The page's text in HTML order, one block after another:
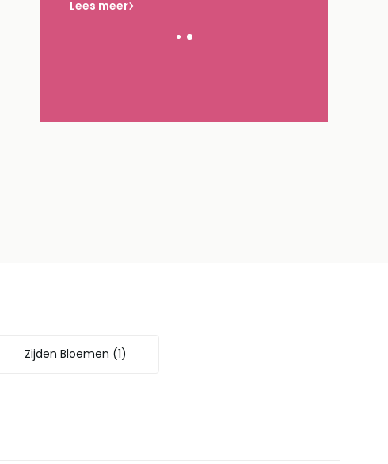
Lees meer
Zijden Bloemen (1)